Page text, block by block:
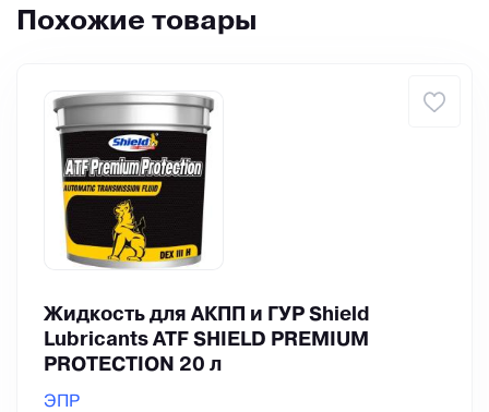
Похожие товары
Жидкость для АКПП и ГУР Shield
Lubricants ATF SHIELD PREMIUM
PROTECTION 20 л
ЭПР